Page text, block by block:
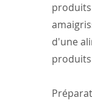
d'une